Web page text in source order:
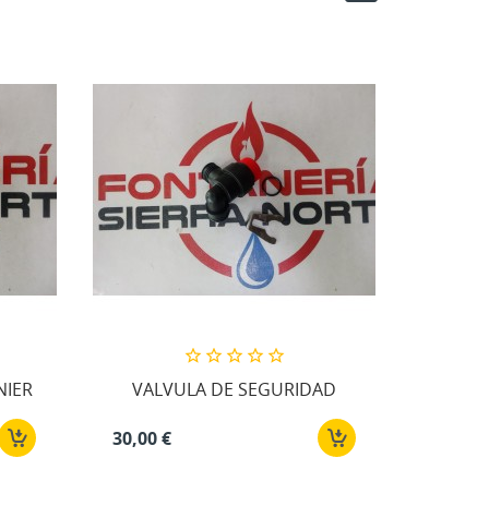
VALVULA DE SEGURIDAD
30,00 €